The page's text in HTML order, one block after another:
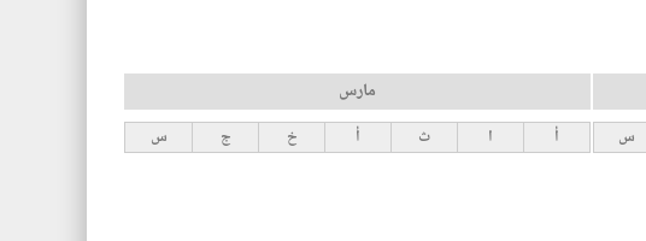
س
مارس
أ ا ث أ خ ج س